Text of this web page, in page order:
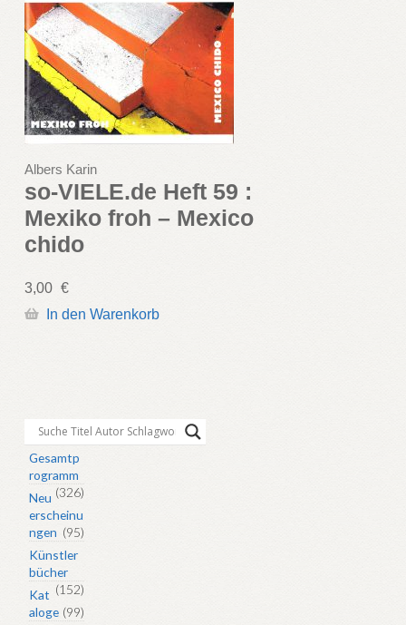
Albers Karin
so-VIELE.de Heft 59 :
Mexiko froh – Mexico
chido
3,00 €
In den Warenkorb
Gesamtp
rogramm
(326)
Neu
erscheinu
ngen (95)
Künstler
bücher
(152)
Kat
aloge (99)